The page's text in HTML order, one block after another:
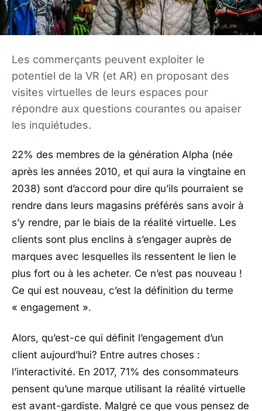
Les commerçants peuvent exploiter le
potentiel de la VR (et AR) en proposant des
visites virtuelles de leurs espaces pour
répondre aux questions courantes ou apaiser
les inquiétudes.
22% des membres de la génération Alpha (née
après les années 2010, et qui aura la vingtaine en
2038) sont d’accord pour dire qu’ils pourraient se
rendre dans leurs magasins préférés sans avoir à
s’y rendre, par le biais de la réalité virtuelle. Les
clients sont plus enclins à s’engager auprès de
marques avec lesquelles ils ressentent le lien le
plus fort ou à les acheter. Ce n’est pas nouveau !
Ce qui est nouveau, c’est la définition du terme
« engagement ».
Alors, qu’est-ce qui définit l’engagement d’un
client aujourd’hui? Entre autres choses :
l’interactivité. En 2017, 71% des consommateurs
pensent qu’une marque utilisant la réalité virtuelle
est avant-gardiste. Malgré ce que vous pensez de